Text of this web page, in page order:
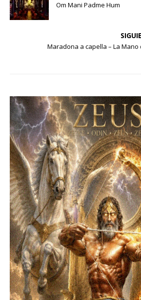
Om Mani Padme Hum
Maradona a capella – La Mano